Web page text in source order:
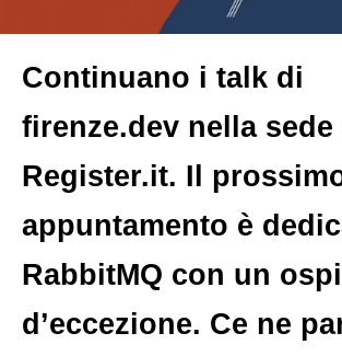
Continuano i talk di
firenze.dev nella sede
Register.it. Il
appuntamento è
RabbitMQ con un
d’eccezione. Ce ne